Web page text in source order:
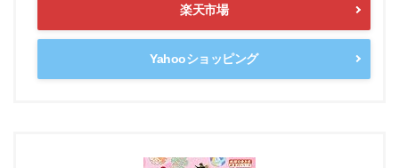
楽天市場
Yahooショッピング